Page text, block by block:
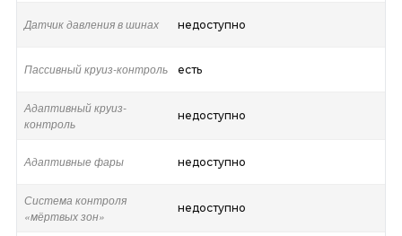
Датчик давления в шинах недоступно
Пассивный круиз-контроль есть
Адаптивный круиз-
контроль
недоступно
Адаптивные фары недоступно
Система контроля
«мёртвых зон»
недоступно